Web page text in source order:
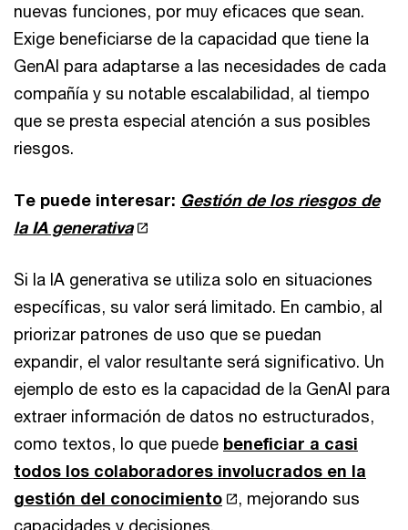
nuevas funciones, por muy eficaces que sean.
Exige beneficiarse de la capacidad que tiene la
GenAI para adaptarse a las necesidades de cada
compañía y su notable escalabilidad, al tiempo
que se presta especial atención a sus posibles
riesgos.
Te puede interesar: Gestión de los riesgos de
la IA generativa
Si la IA generativa se utiliza solo en situaciones
específicas, su valor será limitado. En cambio, al
priorizar patrones de uso que se puedan
expandir, el valor resultante será significativo. Un
ejemplo de esto es la capacidad de la GenAI para
extraer información de datos no estructurados,
como textos, lo que puede beneficiar a casi
todos los colaboradores involucrados en la
gestión del conocimiento
, mejorando sus
capacidades y decisiones.